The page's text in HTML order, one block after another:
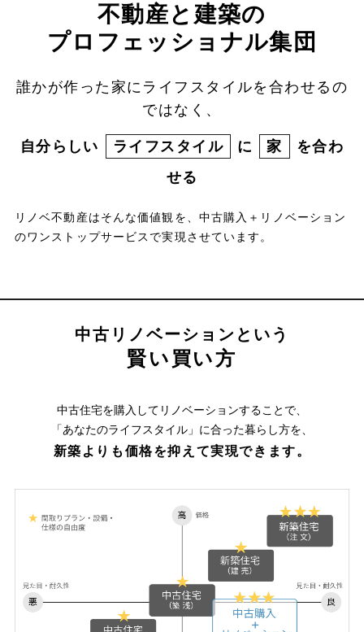
不動産と建築の
プロフェッショナル集団
誰かが作った家にライフスタイルを合わせるの
ではなく、
自分らしい ライフスタイル に 家
を合わ
せる
リノベ不動産はそんな価値観を、中古購入＋リノベーション
のワンストップサービスで実現させています。
中古リノベーションという
賢い買い方
中古住宅を購入してリノベーションすることで、
「あなたのライフスタイル」に合った暮らし方を、
新築よりも価格を抑えて実現できます。